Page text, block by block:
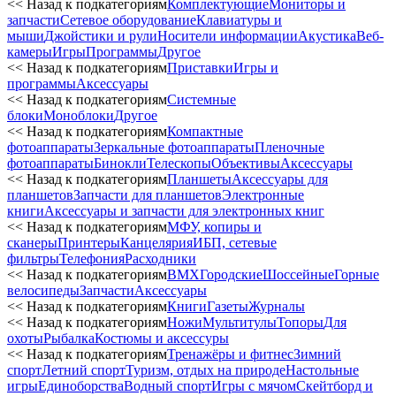
<< Назад к подкатегориямКомплектующиеМониторы и
запчастиСетевое оборудованиеКлавиатуры и
мышиДжойстики и рулиНосители информацииАкустикаВеб-
камерыИгрыПрограммыДругое
<< Назад к подкатегориямПриставкиИгры и
программыАксессуары
<< Назад к подкатегориямСистемные
блокиМоноблокиДругое
<< Назад к подкатегориямКомпактные
фотоаппаратыЗеркальные фотоаппаратыПленочные
фотоаппаратыБиноклиТелескопыОбъективыАксессуары
<< Назад к подкатегориямПланшетыАксессуары для
планшетовЗапчасти для планшетовЭлектронные
книгиАксессуары и запчасти для электронных книг
<< Назад к подкатегориямМФУ, копиры и
сканерыПринтерыКанцелярияИБП, сетевые
фильтрыТелефонияРасходники
<< Назад к подкатегориямBMXГородскиеШоссейныеГорные
велосипедыЗапчастиАксессуары
<< Назад к подкатегориямКнигиГазетыЖурналы
<< Назад к подкатегориямНожиМультитулыТопорыДля
охотыРыбалкаКостюмы и аксессуры
<< Назад к подкатегориямТренажёры и фитнесЗимний
спортЛетний спортТуризм, отдых на природеНастольные
игрыЕдиноборстваВодный спортИгры с мячомСкейтборд и